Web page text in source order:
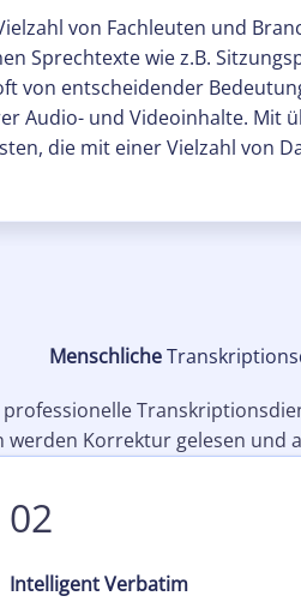
von Fachleuten und
Sprechtexte wie z.B.
von entscheidender
Audio- und Videoinhalte. Mit
die mit einer Vielzahl von
Menschliche
Korrektur gelesen und
02
Intelligent Verbatim